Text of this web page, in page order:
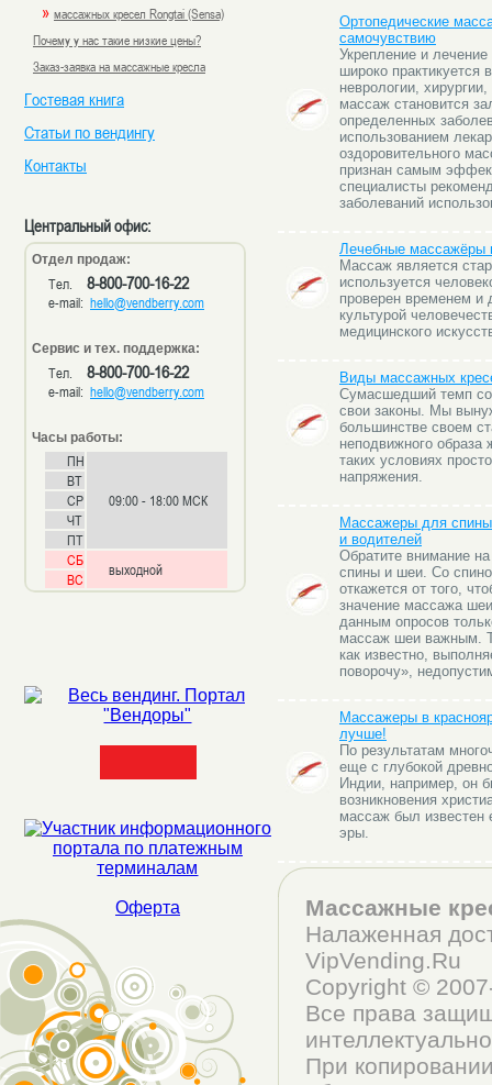
» массажных кресел Rongtai (Sensa)
Почему у нас такие низкие цены?
Заказ-заявка на массажные кресла
Гостевая книга
Статьи по вендингу
Контакты
Центральный офис:
Отдел продаж:
Тел. 8-800-700-16-22
e-mail: hello@vendberry.com
Сервис и тех. поддержка:
Тел. 8-800-700-16-22
e-mail: hello@vendberry.com
Часы работы:
ПН
09:00 - 18:00 МСК
ВТ
СР
ЧТ
ПТ
СБ
выходной
ВС
Оферта
Ортопедические
самочувствию
Укрепление и
широко практикуется
неврологии,
массаж становится
определенных
использованием
оздоровительного
признан самым
специалисты
заболеваний
Лечебные массажёры
Массаж является
используется
проверен временем и
культурой
медицинского
Виды массажных
Сумасшедший темп
свои законы. Мы
большинстве своем
неподвижного образа
таких условиях
напряжения.
Массажеры для
и водителей
Обратите внимание
спины и шеи. Со
откажется от того,
значение массажа
данным опросов
массаж шеи важным.
как известно,
поворочу»,
Массажеры в
лучше!
По результатам
еще с глубокой
Индии, например, он
возникновения
массаж был известен
эры.
Массажные
Налаженная
VipVending.Ru
Copyright ©
Все права
При